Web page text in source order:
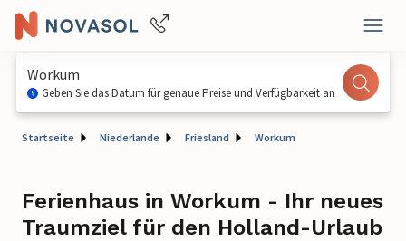
Workum
Geben Sie das Datum für genaue Preise und Verfügbarkeit an
Startseite Niederlande Friesland Workum
Ferienhaus in Workum - Ihr neues
Traumziel für den Holland-Urlaub